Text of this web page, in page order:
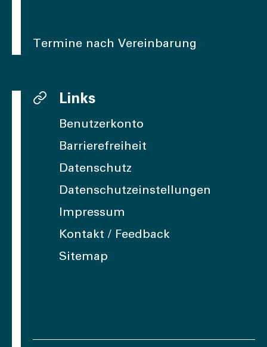
Termine nach Vereinbarung
Links
Benutzerkonto
Barrierefreiheit
Datenschutz
Datenschutzeinstellungen
Impressum
Kontakt / Feedback
Sitemap